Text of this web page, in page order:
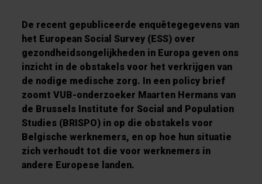
De recent gepubliceerde enquêtegegevens van
het European Social Survey (ESS) over
gezondheidsongelijkheden in Europa geven ons
inzicht in de obstakels voor het verkrijgen van
de nodige medische zorg. In een policy brief
zoomt VUB-onderzoeker Maarten Hermans van
de Brussels Institute for Social and Population
Studies (BRISPO) in op die obstakels voor
Belgische werknemers, en op hoe hun situatie
zich verhoudt tot die voor werknemers in
andere Europese landen.